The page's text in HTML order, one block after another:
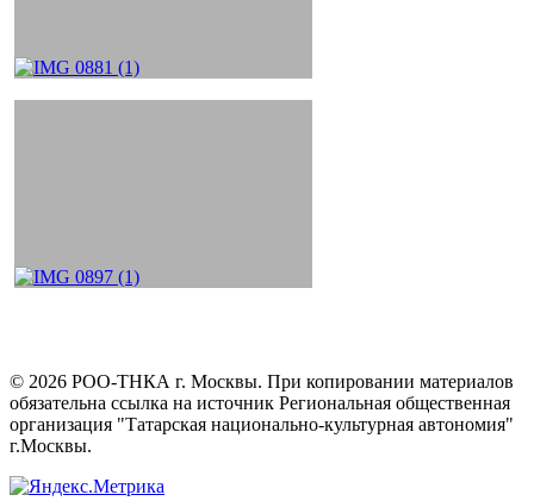
© 2026 РОО-ТНКА г. Москвы. При копировании материалов
обязательна ссылка на источник Региональная общественная
организация "Татарская национально-культурная автономия"
г.Москвы.